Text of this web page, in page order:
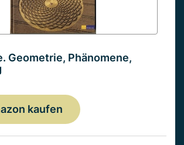
Geometrie, Phänomene,
kaufen